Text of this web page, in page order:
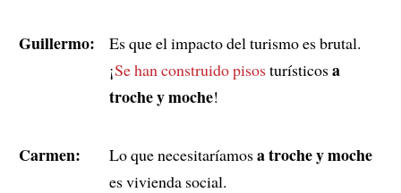
Guillermo:
Es que el impacto del turismo es brutal.
¡Se han construido pisosturísticosa
troche y moche!
Carmen: Lo que necesitaríamosa troche y moche
es vivienda social.